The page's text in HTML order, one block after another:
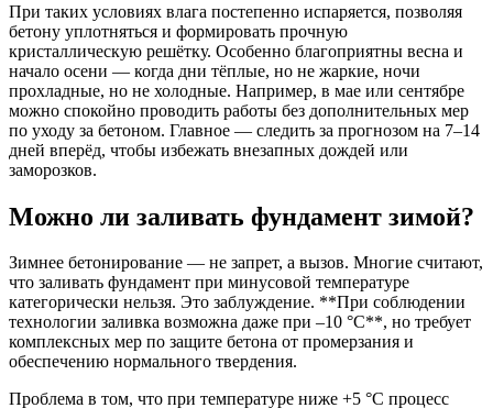
При таких условиях влага постепенно испаряется, позволяя
бетону уплотняться и формировать прочную
кристаллическую решётку. Особенно благоприятны весна и
начало осени — когда дни тёплые, но не жаркие, ночи
прохладные, но не холодные. Например, в мае или сентябре
можно спокойно проводить работы без дополнительных мер
по уходу за бетоном. Главное — следить за прогнозом на 7–14
дней вперёд, чтобы избежать внезапных дождей или
заморозков.
Можно ли заливать фундамент зимой?
Зимнее бетонирование — не запрет, а вызов. Многие считают,
что заливать фундамент при минусовой температуре
категорически нельзя. Это заблуждение. **При соблюдении
технологии заливка возможна даже при –10 °C**, но требует
комплексных мер по защите бетона от промерзания и
обеспечению нормального твердения.
Проблема в том, что при температуре ниже +5 °C процесс